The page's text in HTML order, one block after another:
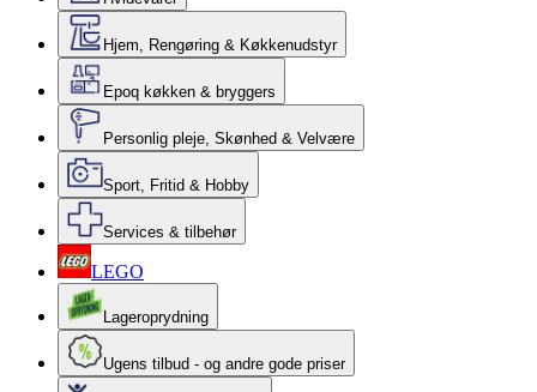
Hjem, Rengøring & Køkkenudstyr
Epoq køkken & bryggers
Personlig pleje, Skønhed & Velvære
Sport, Fritid & Hobby
Services & tilbehør
LEGO
Lageroprydning
Ugens tilbud - og andre gode priser